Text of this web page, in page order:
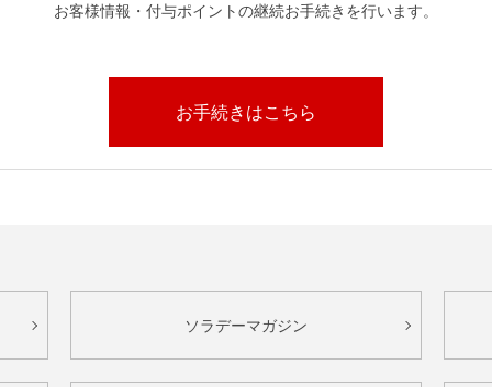
お客様情報・付与ポイントの継続お手続きを行います。
お手続きはこちら
ソラデーマガジン